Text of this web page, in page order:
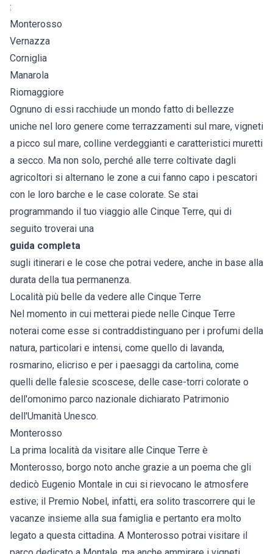
:
Monterosso
Vernazza
Corniglia
Manarola
Riomaggiore
Ognuno di essi racchiude un mondo fatto di bellezze
uniche nel loro genere come terrazzamenti sul mare, vigneti
a picco sul mare, colline verdeggianti e caratteristici muretti
a secco. Ma non solo, perché alle terre coltivate dagli
agricoltori si alternano le zone a cui fanno capo i pescatori
con le loro barche e le case colorate. Se stai
programmando il tuo viaggio alle Cinque Terre, qui di
seguito troverai una
guida completa
sugli itinerari e le cose che potrai vedere, anche in base alla
durata della tua permanenza.
Località più belle da vedere alle Cinque Terre
Nel momento in cui metterai piede nelle Cinque Terre
noterai come esse si contraddistinguano per i profumi della
natura, particolari e intensi, come quello di lavanda,
rosmarino, elicriso e per i paesaggi da cartolina, come
quelli delle falesie scoscese, delle case-torri colorate o
dell'omonimo parco nazionale dichiarato Patrimonio
dell'Umanità Unesco.
Monterosso
La prima località da visitare alle Cinque Terre è
Monterosso, borgo noto anche grazie a un poema che gli
dedicò Eugenio Montale in cui si rievocano le atmosfere
estive; il Premio Nobel, infatti, era solito trascorrere qui le
vacanze insieme alla sua famiglia e pertanto era molto
legato a questa cittadina. A Monterosso potrai visitare il